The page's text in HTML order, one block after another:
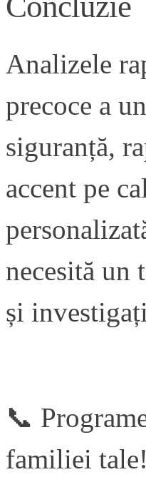
Analizele
precoce a
siguranță,
accent pe
necesită un
și
📞
familiei tale!